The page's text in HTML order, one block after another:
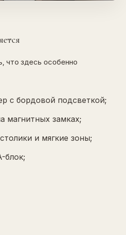
что здесь особенно
с бордовой подсветкой;
магнитных замках;
и мягкие зоны;
блок;